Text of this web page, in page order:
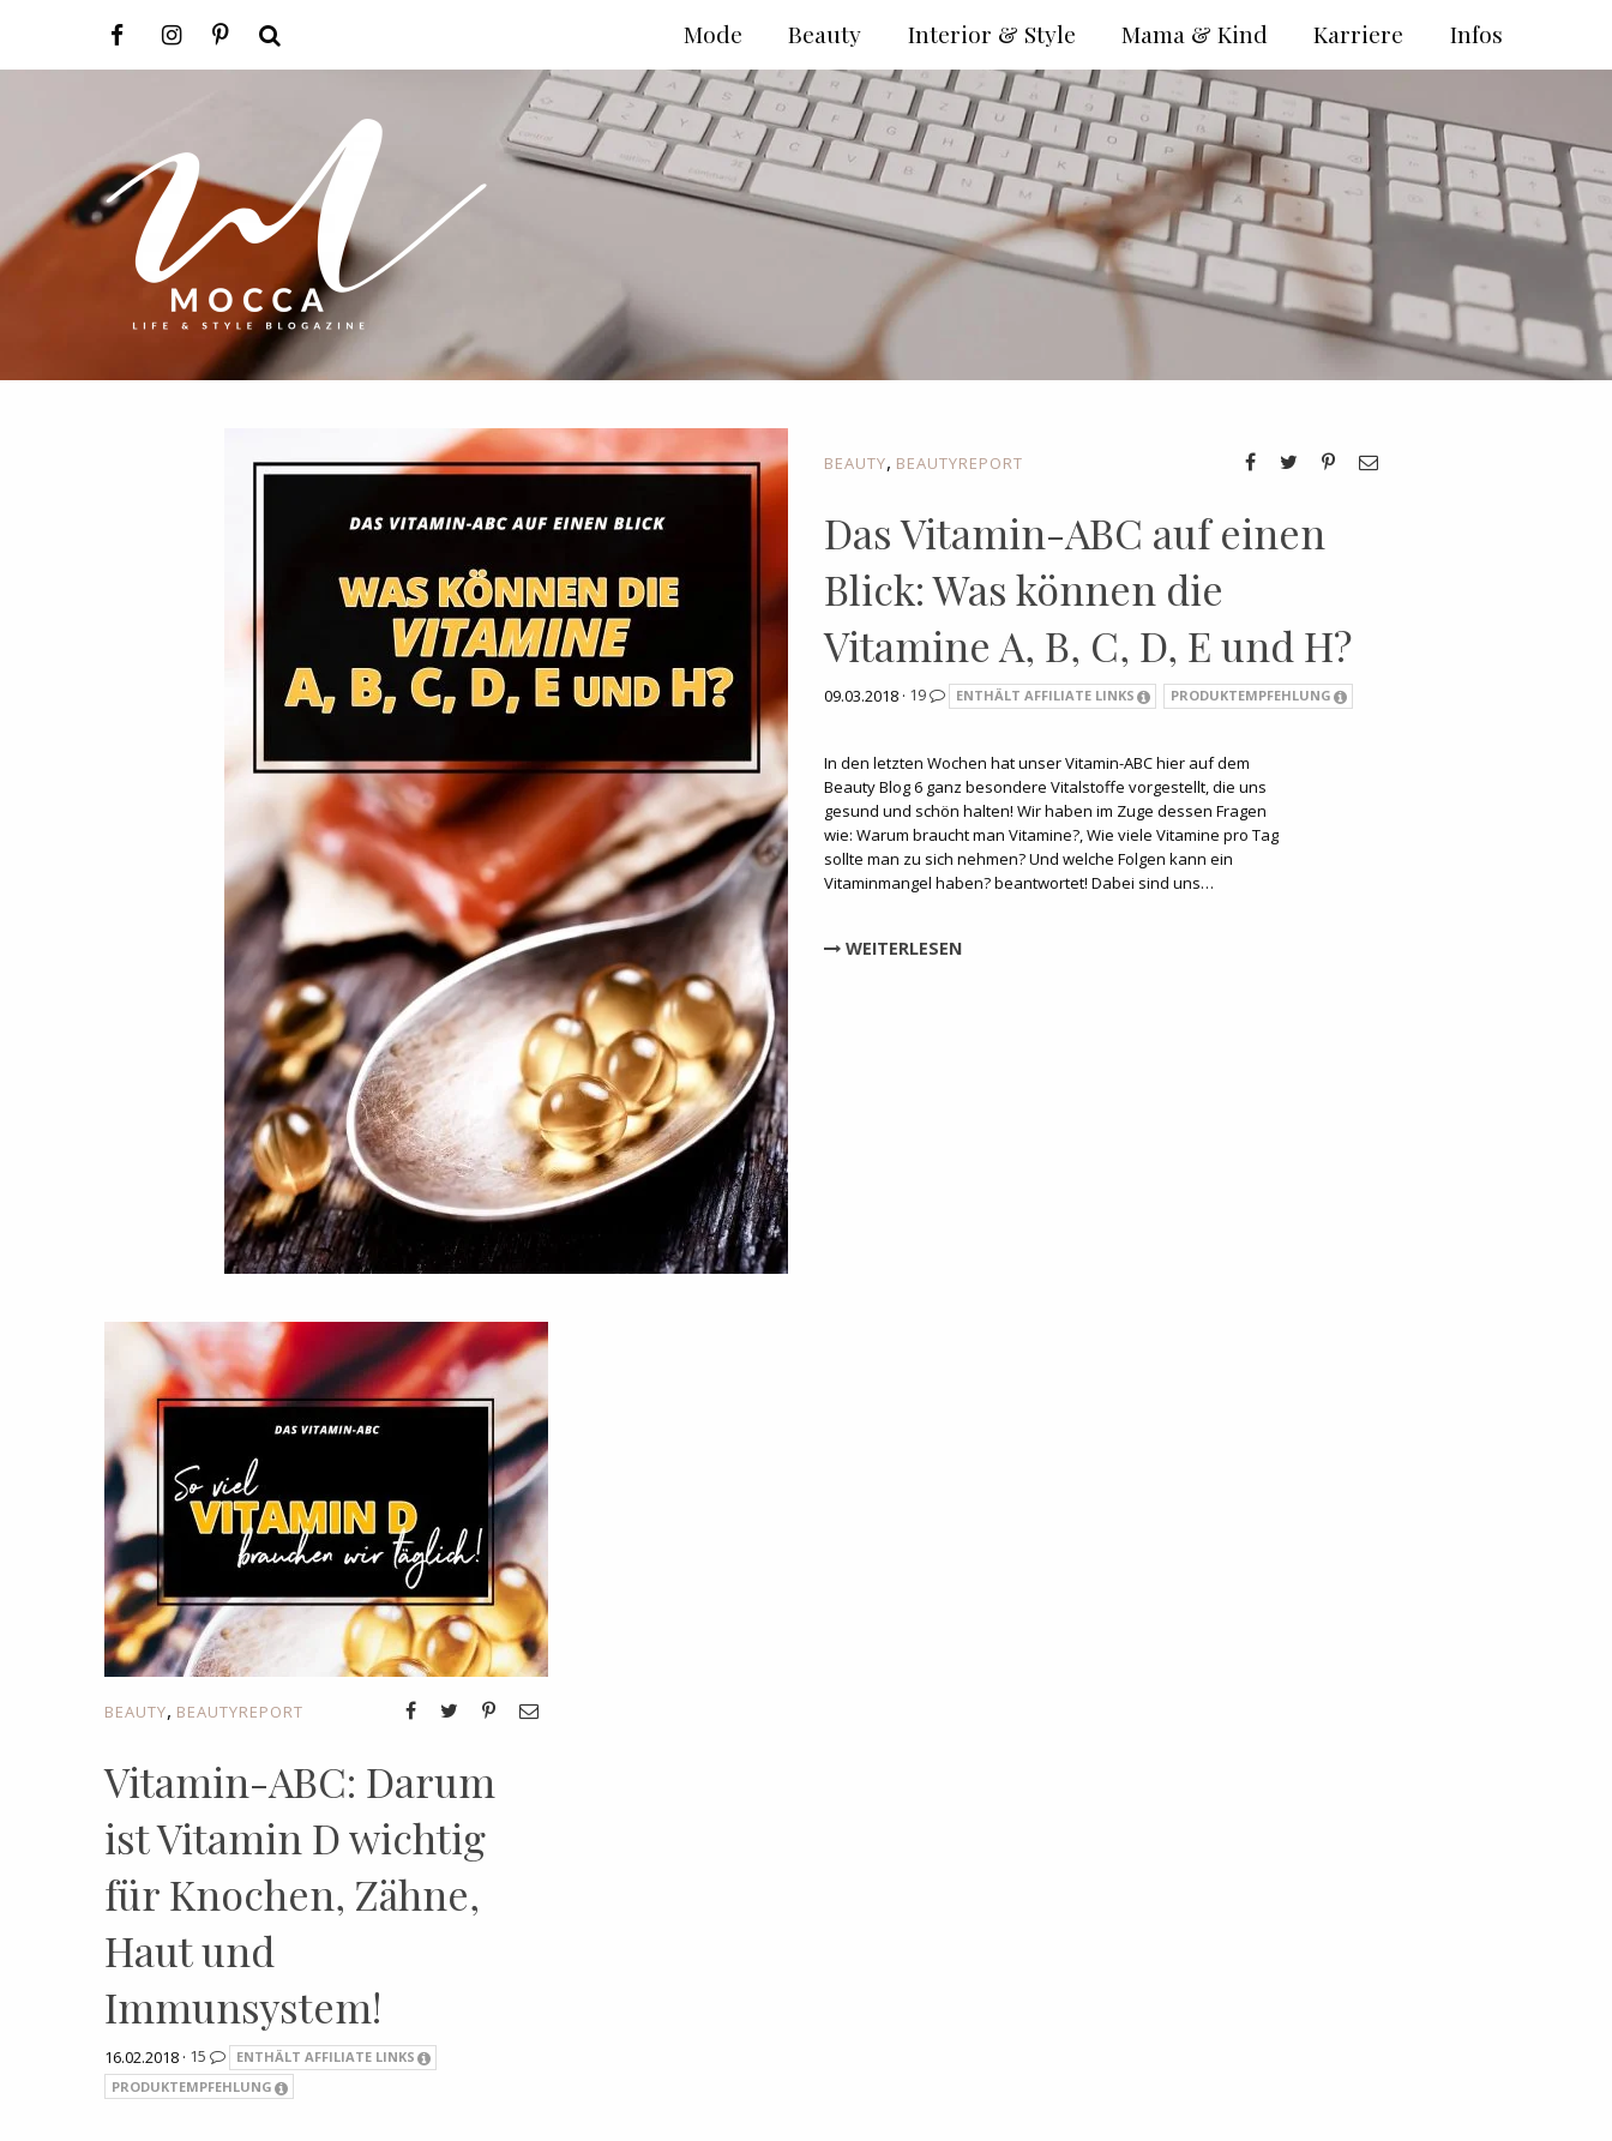
BEAUTY, BEAUTYREPORT
Das Vitamin-ABC auf einen
Blick: Was können die
Vitamine A, B, C, D, E und H?
09.03.2018 · 19 ENTHÄLT AFFILIATE LINKS PRODUKTEMPFEHLUNG
In den letzten Wochen hat unser Vitamin-ABC hier auf dem
Beauty Blog 6 ganz besondere Vitalstoffe vorgestellt, die uns
gesund und schön halten! Wir haben im Zuge dessen Fragen
wie: Warum braucht man Vitamine?, Wie viele Vitamine pro Tag
sollte man zu sich nehmen? Und welche Folgen kann ein
Vitaminmangel haben? beantwortet! Dabei sind uns…
WEITERLESEN
BEAUTY, BEAUTYREPORT
Vitamin-ABC: Darum
ist Vitamin D wichtig
für Knochen, Zähne,
Haut und
Immunsystem!
16.02.2018 · 15
ENTHÄLT AFFILIATE LINKS
PRODUKTEMPFEHLUNG
Infos
Karriere
Mama & Kind
Interior & Style
Beauty
Mode